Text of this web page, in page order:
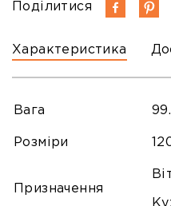
Характеристика
Поділитися
Вага
Розміри
Призначення